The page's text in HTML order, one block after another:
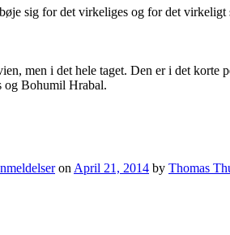
sig for det virkeliges og for det virkeligt
men i det hele taget. Den er i det korte
og Bohumil Hrabal.
on April 21, 2014 by Thomas